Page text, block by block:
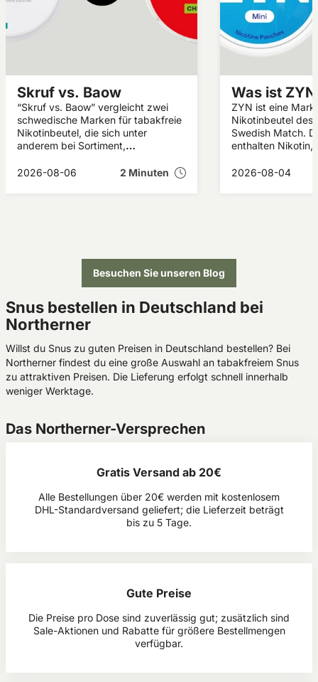
Skruf vs. Baow
“Skruf vs. Baow” vergleicht zwei
schwedische Marken für tabakfreie
Nikotinbeutel, die sich unter
anderem bei Sortiment,
und Nikotinstärken unterscheiden.
welche Gemeinsamkeiten und
2026-08-06 2 Minuten
Was ist
ZYN ist eine
Nikotinbeutel des
Swedish Match.
enthalten Nikotin,
Oberlippe
die Nikotinbeutel
2026-08-04
Besuchen Sie unseren Blog
Snus bestellen in Deutschland bei
Northerner
Willst du Snus zu guten Preisen in Deutschland bestellen? Bei
Northerner findest du eine große Auswahl an tabakfreiem Snus
zu attraktiven Preisen. Die Lieferung erfolgt schnell innerhalb
weniger Werktage.
Das Northerner-Versprechen
Gratis Versand ab 20€
Alle Bestellungen über 20€ werden mit kostenlosem
DHL-Standardversand geliefert; die Lieferzeit beträgt
bis zu 5 Tage.​
Gute Preise
Die Preise pro Dose sind zuverlässig gut; zusätzlich sind
Sale-Aktionen und Rabatte für größere Bestellmengen
verfügbar.​